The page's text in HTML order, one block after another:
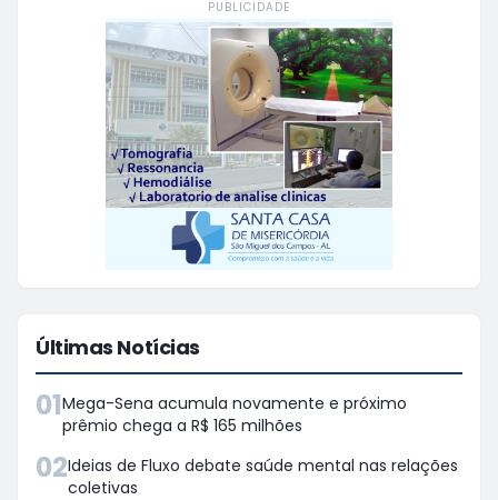
PUBLICIDADE
Últimas Notícias
01Mega-Sena acumula novamente e próximo
prêmio chega a R$ 165 milhões
02Ideias de Fluxo debate saúde mental nas relações
coletivas